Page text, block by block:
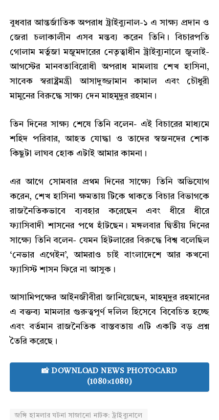
বুধবার আন্তর্জাতিক অপরাধ ট্রাইব্যুনাল-১ এ সাক্ষ্য প্রদান ও
জেরা চলাকালীন এসব মন্তব্য করেন তিনি। বিচারপতি
গোলাম মর্তুজা মজুমদারের নেতৃত্বাধীন ট্রাইব্যুনালে জুলাই-
আগস্টের মানবতাবিরোধী অপরাধ মামলায় শেখ হাসিনা,
সাবেক স্বরাষ্ট্রমন্ত্রী আসাদুজ্জামান কামাল এবং চৌধুরী
মামুনের বিরুদ্ধে সাক্ষ্য দেন মাহমুদুর রহমান।
তিন দিনের সাক্ষ্য শেষে তিনি বলেন- এই বিচারের মাধ্যমে
শহিদ পরিবার, আহত যোদ্ধা ও তাদের স্বজনদের শোক
কিছুটা লাঘব হোক এটাই আমার কামনা।
এর আগে সোমবার প্রথম দিনের সাক্ষ্যে তিনি অভিযোগ
করেন, শেখ হাসিনা ক্ষমতায় টিকে থাকতে বিচার বিভাগকে
রাজনৈতিকভাবে ব্যবহার করেছেন এবং ধীরে ধীরে
ফ্যাসিবাদী শাসনের পথে হাঁটছেন। মঙ্গলবার দ্বিতীয় দিনের
সাক্ষ্যে তিনি বলেন- যেমন হিটলারের বিরুদ্ধে বিশ্ব বলেছিল
‘নেভার এগেইন’, আমরাও চাই বাংলাদেশে আর কখনো
ফ্যাসিস্ট শাসন ফিরে না আসুক।
আসামিপক্ষের আইনজীবীরা জানিয়েছেন, মাহমুদুর রহমানের
এ বক্তব্য মামলার গুরুত্বপূর্ণ দলিল হিসেবে বিবেচিত হচ্ছে
এবং বর্তমান রাজনৈতিক বাস্তবতায় এটি একটি বড় প্রশ্ন
তৈরি করেছে।
📸 DOWNLOAD NEWS PHOTOCARD
(1080×1080)
জঙ্গি হামলার ঘটনা সাজানো নাটক: ট্রাইব্যুনালে